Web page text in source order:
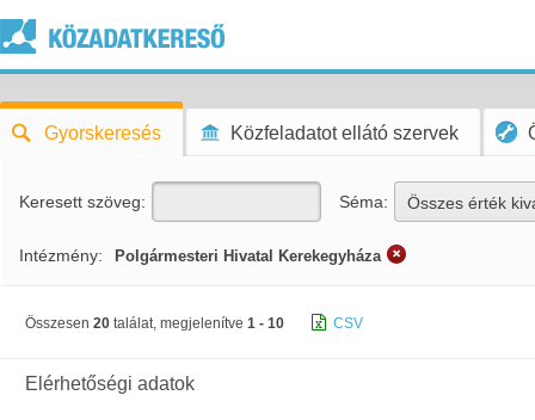
Gyorskeresés Közfeladatot ellátó szervek
Keresett szöveg: Séma: Összes érték
Intézmény: Polgármesteri Hivatal Kerekegyháza
Összesen 20 találat, megjelenítve 1 - 10 CSV
Elérhetőségi adatok